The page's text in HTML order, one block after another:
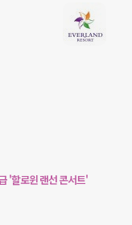
'할로윈 랜선 콘서트'